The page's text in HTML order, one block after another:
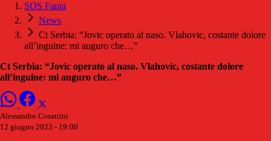
SOS Fanta
News
Ct Serbia: “Jovic operato al naso. Vlahovic, costante dolore
all’inguine: mi auguro che…”
Ct Serbia: “Jovic operato al naso. Vlahovic, costante dolore
all’inguine: mi auguro che…”
Alessandro Cosattini
12 giugno 2023 - 19:00